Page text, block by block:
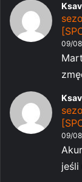
09/
09/
jeśli